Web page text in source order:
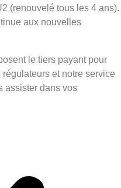
(renouvelé́ tous les 4 ans).
aux nouvelles
le tiers payant pour
et notre service
assister dans vos